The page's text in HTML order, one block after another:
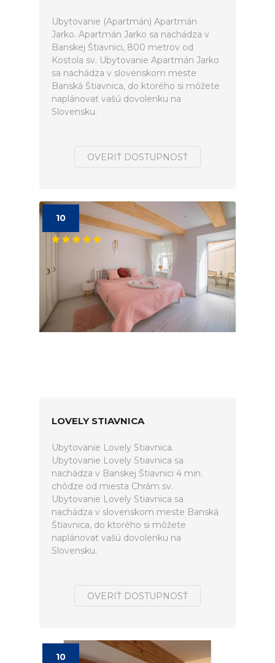
Ubytovanie (Apartmán) Apartmán
Jarko. Apartmán Jarko sa nachádza v
Banskej Štiavnici, 800 metrov od
Kostola sv. Ubytovanie Apartmán Jarko
sa nachádza v slovenskom meste
Banská Štiavnica, do ktorého si môžete
naplánovať vašú dovolenku na
Slovensku.
OVERIŤ DOSTUPNOSŤ
10
LOVELY STIAVNICA
Ubytovanie Lovely Stiavnica.
Ubytovanie Lovely Stiavnica sa
nachádza v Banskej Štiavnici 4 min.
chôdze od miesta Chrám sv.
Ubytovanie Lovely Stiavnica sa
nachádza v slovenskom meste Banská
Štiavnica, do ktorého si môžete
naplánovať vašú dovolenku na
Slovensku.
OVERIŤ DOSTUPNOSŤ
10